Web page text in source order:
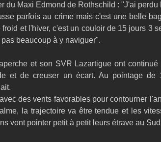
du Maxi Edmond de Rothschild : "J'ai
parfois au crime mais c'est une belle
et l'hiver, c'est un couloir de 15 jours 3
beaucoup à y naviguer".
et son SVR Lazartigue ont
et de creuser un écart. Au pointage de
des vents favorables pour contourner
la trajectoire va être tendue et les
vont pointer petit à petit leurs étrave au